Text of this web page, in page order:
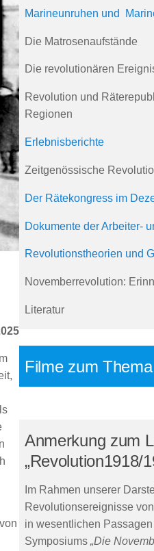
Marineunruhen und
Die Matrosenaufstände
Die revolutionären
Revolution und
Regionen
Erlebnisberichte
Zeitgenössische
Der Rätekongress im
Dokumente der Arbeiter-
Revolutionstheorien und
Novemberrevolution:
Literatur
Filme zum Thema
Anmerkung zum
„Revolution1918/
Im Rahmen unserer
Revolutionsereignisse
in wesentlichen
Symposiums „Die